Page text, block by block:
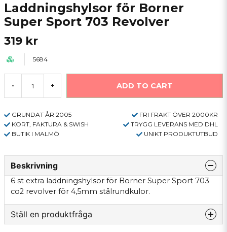
Laddningshylsor för Borner
Super Sport 703 Revolver
319 kr
5684
- + ADD TO CART
GRUNDAT ÅR 2005
FRI FRAKT ÖVER 2000KR
KORT, FAKTURA & SWISH
TRYGG LEVERANS MED DHL
BUTIK I MALMÖ
UNIKT PRODUKTUTBUD
Beskrivning
6 st extra laddningshylsor för Borner Super Sport 703
co2 revolver för 4,5mm stålrundkulor.
Ställ en produktfråga